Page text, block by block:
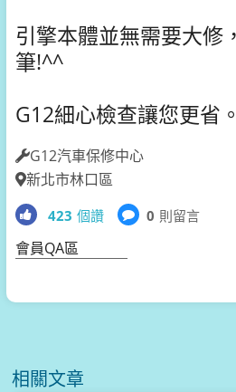
引擎本體並無需要大修
筆!^^
G12細心檢查讓您更省。
G12汽車保修中心
新北市林口區
423 個讚 0 則留言
會員QA區
相關文章